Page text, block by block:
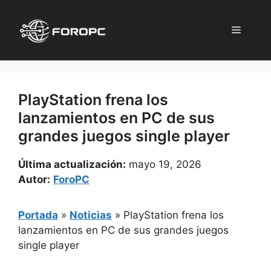
contenido
Menú
PlayStation frena los
lanzamientos en PC de sus
grandes juegos single player
Última actualización: mayo 19, 2026
Autor: ForoPC
Portada » Noticias » PlayStation frena los
lanzamientos en PC de sus grandes juegos
single player